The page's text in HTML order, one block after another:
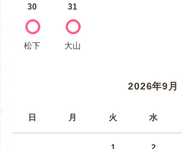
30
松下
31
大山
2026年9月
日 月 火 水